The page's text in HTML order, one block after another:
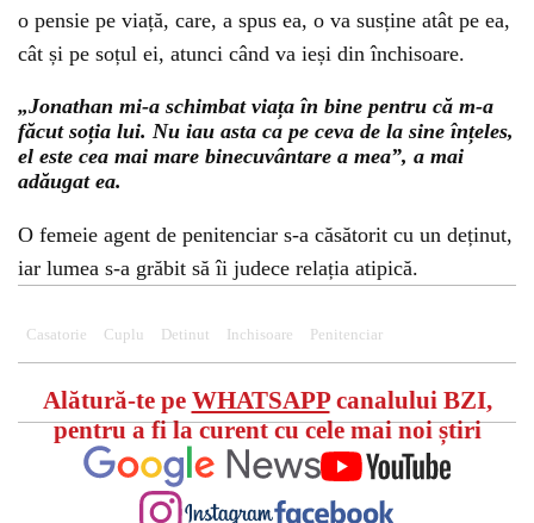
o pensie pe viață, care, a spus ea, o va susține atât pe ea,
cât și pe soțul ei, atunci când va ieși din închisoare.
„Jonathan mi-a schimbat viața în bine pentru că m-a
făcut soția lui. Nu iau asta ca pe ceva de la sine înțeles,
el este cea mai mare binecuvântare a mea”, a mai
adăugat ea.
O femeie agent de penitenciar s-a căsătorit cu un deținut,
iar lumea s-a grăbit să îi judece relația atipică.
Casatorie Cuplu Detinut Inchisoare Penitenciar
Alătură-te pe WHATSAPPcanalului BZI,
pentru a fi la curent cu cele mai noi știri